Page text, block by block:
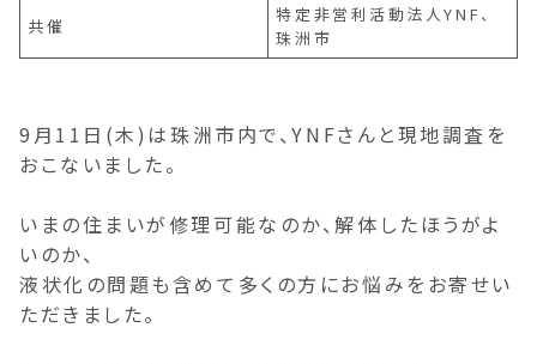
共催
特定非営利活動法人YNF、
珠洲市
9月11日(木)は珠洲市内で、YNFさんと現地調査を
おこないました。
いまの住まいが修理可能なのか、解体したほうがよ
いのか、
液状化の問題も含めて多くの方にお悩みをお寄せい
ただきました。